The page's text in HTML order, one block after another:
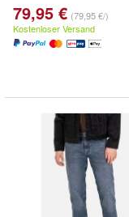
79,95 € (79,95 €/)
Kostenloser Versand